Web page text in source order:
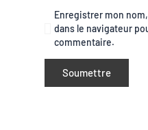
Enregistrer mon
dans le navigateur
commentaire.